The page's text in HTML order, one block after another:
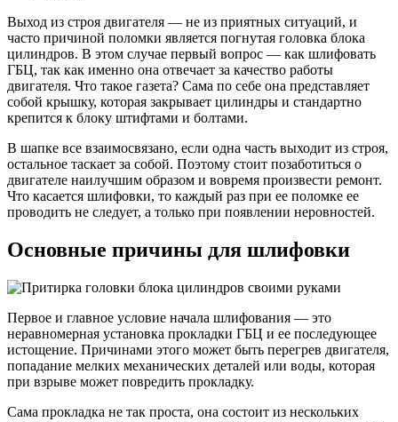
Выход из строя двигателя — не из приятных ситуаций, и
часто причиной поломки является погнутая головка блока
цилиндров. В этом случае первый вопрос — как шлифовать
ГБЦ, так как именно она отвечает за качество работы
двигателя. Что такое газета? Сама по себе она представляет
собой крышку, которая закрывает цилиндры и стандартно
крепится к блоку штифтами и болтами.
В шапке все взаимосвязано, если одна часть выходит из строя,
остальное таскает за собой. Поэтому стоит позаботиться о
двигателе наилучшим образом и вовремя произвести ремонт.
Что касается шлифовки, то каждый раз при ее поломке ее
проводить не следует, а только при появлении неровностей.
Основные причины для шлифовки
Первое и главное условие начала шлифования — это
неравномерная установка прокладки ГБЦ и ее последующее
истощение. Причинами этого может быть перегрев двигателя,
попадание мелких механических деталей или воды, которая
при взрыве может повредить прокладку.
Сама прокладка не так проста, она состоит из нескольких